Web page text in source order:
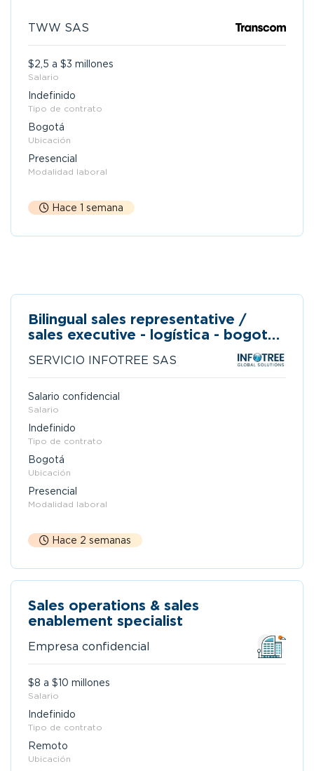
TWW SAS
$2,5 a $3 millones
Salario
Indefinido
Tipo de contrato
Bogotá
Ubicación
Presencial
Modalidad laboral
Hace 1 semana
Bilingual sales representative /
sales executive - logística - bogotá
SERVICIO INFOTREE SAS
Salario confidencial
Salario
Indefinido
Tipo de contrato
Bogotá
Ubicación
Presencial
Modalidad laboral
Hace 2 semanas
Sales operations & sales
enablement specialist
Empresa confidencial
$8 a $10 millones
Salario
Indefinido
Tipo de contrato
Remoto
Ubicación